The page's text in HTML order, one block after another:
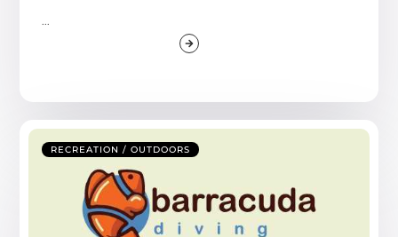
RECREATION / OUTDOORS